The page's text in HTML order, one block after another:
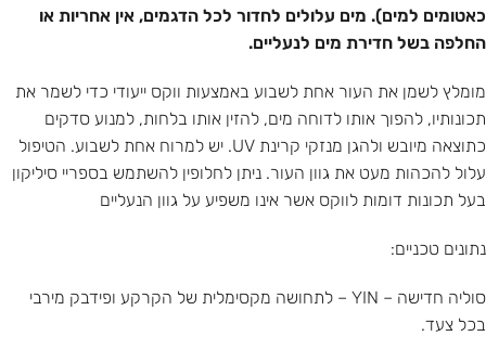
כאטומים למים). מים עלולים לחדור לכל הדגמים, אין אחריות או
החלפה בשל חדירת מים לנעליים.
מומלץ לשמן את העור אחת לשבוע באמצעות ווקס ייעודי כדי לשמר את
תכונותיו, להפוך אותו לדוחה מים, להזין אותו בלחות, למנוע סדקים
כתוצאה מיובש ולהגן מנזקי קרינת UV. יש למרוח אחת לשבוע. הטיפול
עלול להכהות מעט את גוון העור. ניתן לחלופין להשתמש בספריי סיליקון
בעל תכונות דומות לווקס אשר אינו משפיע על גוון הנעליים
נתונים טכניים:
סוליה חדישה – YIN – לתחושה מקסימלית של הקרקע ופידבק מירבי
בכל צעד.